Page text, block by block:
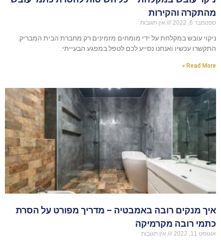
מהתקרה והקירות
ספטמבר 6, 2022 אין תגובות
ניקוי עובש במקלחת על ידי מומחים מזמינים רק מחברת הבית המבריק.
התקשרו עכשיו ואנחנו נסייע לכם לטפל במפגע הבעייתי.
Read More »
איך מנקים רובה באמבטיה – מדריך מפורט על הסרת
כתמי רובה מקרמיקה
אוגוסט 11, 2022 אין תגובות